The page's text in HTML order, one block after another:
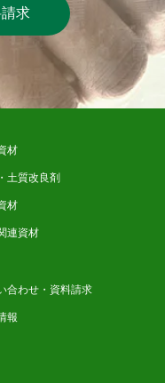
求
材
土質改良剤
材
連資材
合わせ・資料請求
報